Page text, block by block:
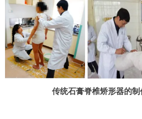
传统石膏脊椎矫形器的